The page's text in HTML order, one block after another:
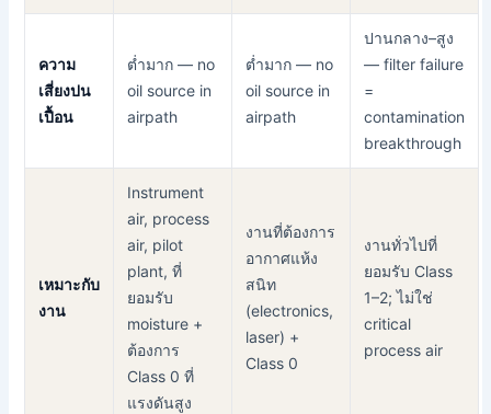
ความ
เสี่ยงปน
เปื้อน
ต่ำมาก — no
oil source in
airpath
ต่ำมาก — no
oil source in
airpath
ปานกลาง–สูง
— filter failure
=
contamination
breakthrough
เหมาะกับ
งาน
Instrument
air, process
air, pilot
plant, ที่
ยอมรับ
moisture +
ต้องการ
Class 0 ที่
แรงดันสูง
งานที่ต้องการ
อากาศแห้ง
สนิท
(electronics,
laser) +
Class 0
งานทั่วไปที่
ยอมรับ Class
1–2; ไม่ใช่
critical
process air